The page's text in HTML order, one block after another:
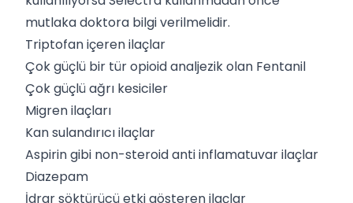
mutlaka doktora bilgi verilmelidir.
Triptofan içeren ilaçlar
Çok güçlü bir tür opioid analjezik olan Fentanil
Çok güçlü ağrı kesiciler
Migren ilaçları
Kan sulandırıcı ilaçlar
Aspirin gibi non-steroid anti inflamatuvar ilaçlar
Diazepam
İdrar söktürücü etki gösteren ilaçlar